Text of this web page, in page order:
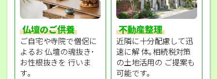
仏壇のご供養
ご自宅や寺院で僧侶に
よるお 仏壇の魂抜き･
お性根抜きを 行いま
す｡
不動産整理
近隣に十分配慮して迅
速に解 体｡相続税対策
の土地活用の ご提案も
可能です｡